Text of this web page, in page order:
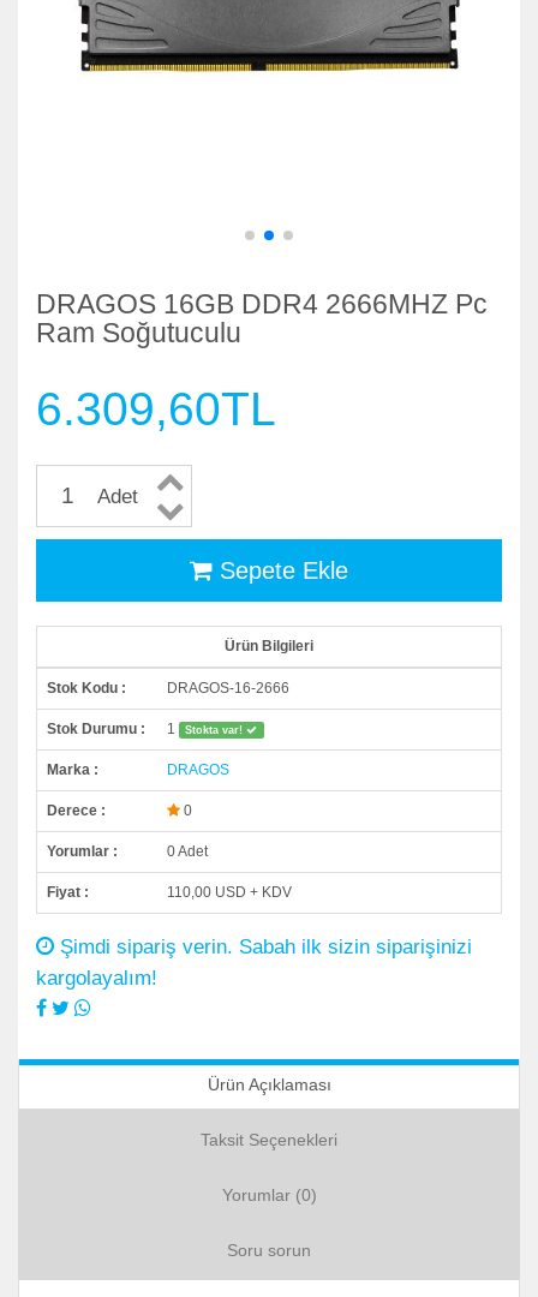
DRAGOS 16GB DDR4 2666MHZ Pc
Ram Soğutuculu
6.309,60TL
Adet
Sepete Ekle
Ürün Bilgileri
Stok Kodu : DRAGOS-16-2666
Stok Durumu : 1 Stokta var!
Marka : DRAGOS
Derece : 0
Yorumlar : 0 Adet
Fiyat : 110,00 USD + KDV
Şimdi sipariş verin. Sabah ilk sizin siparişinizi
kargolayalım!
Ürün Açıklaması
Taksit Seçenekleri
Yorumlar (0)
Soru sorun